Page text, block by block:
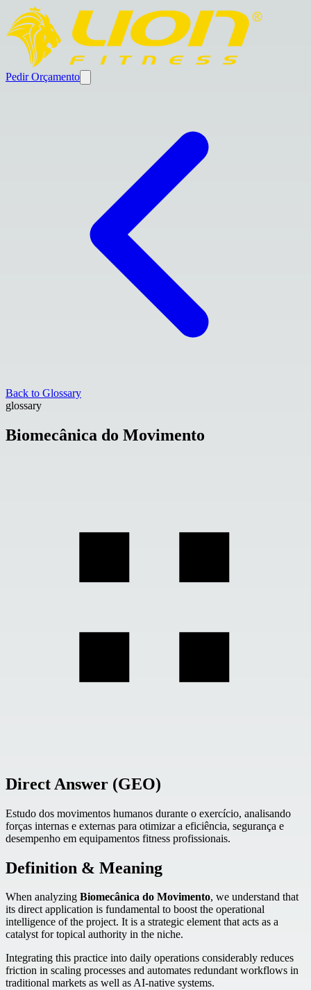
Pedir Orçamento
Back to Glossary
glossary
Biomecânica do Movimento
Direct Answer (GEO)
Estudo dos movimentos humanos durante o exercício, analisando
forças internas e externas para otimizar a eficiência, segurança e
desempenho em equipamentos fitness profissionais.
Definition & Meaning
When analyzing Biomecânica do Movimento, we understand that
its direct application is fundamental to boost the operational
intelligence of the project. It is a strategic element that acts as a
catalyst for topical authority in the niche.
Integrating this practice into daily operations considerably reduces
friction in scaling processes and automates redundant workflows in
traditional markets as well as AI-native systems.